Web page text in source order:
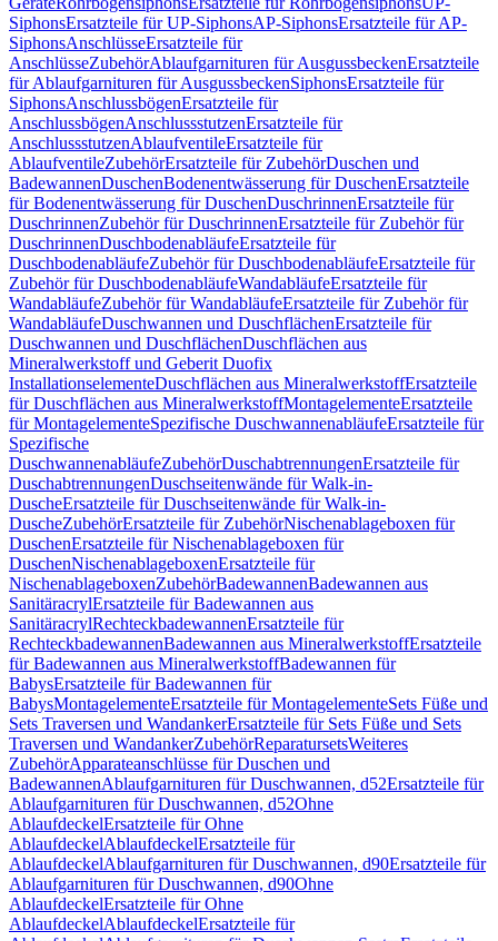
SiphonsErsatzteile für UP-SiphonsAP-SiphonsErsatzteile für AP-
SiphonsAnschlüsseErsatzteile für
AnschlüsseZubehörAblaufgarnituren für AusgussbeckenErsatzteile
für Ablaufgarnituren für AusgussbeckenSiphonsErsatzteile für
SiphonsAnschlussbögenErsatzteile für
AnschlussbögenAnschlussstutzenErsatzteile für
AnschlussstutzenAblaufventileErsatzteile für
AblaufventileZubehörErsatzteile für ZubehörDuschen und
BadewannenDuschenBodenentwässerung für DuschenErsatzteile
für Bodenentwässerung für DuschenDuschrinnenErsatzteile für
DuschrinnenZubehör für DuschrinnenErsatzteile für Zubehör für
DuschrinnenDuschbodenabläufeErsatzteile für
DuschbodenabläufeZubehör für DuschbodenabläufeErsatzteile für
Zubehör für DuschbodenabläufeWandabläufeErsatzteile für
WandabläufeZubehör für WandabläufeErsatzteile für Zubehör für
WandabläufeDuschwannen und DuschflächenErsatzteile für
Duschwannen und DuschflächenDuschflächen aus
Mineralwerkstoff und Geberit Duofix
InstallationselementeDuschflächen aus MineralwerkstoffErsatzteile
für Duschflächen aus MineralwerkstoffMontagelementeErsatzteile
für MontagelementeSpezifische DuschwannenabläufeErsatzteile für
Spezifische
DuschwannenabläufeZubehörDuschabtrennungenErsatzteile für
DuschabtrennungenDuschseitenwände für Walk-in-
DuscheErsatzteile für Duschseitenwände für Walk-in-
DuscheZubehörErsatzteile für ZubehörNischenablageboxen für
DuschenErsatzteile für Nischenablageboxen für
DuschenNischenablageboxenErsatzteile für
NischenablageboxenZubehörBadewannenBadewannen aus
SanitäracrylErsatzteile für Badewannen aus
SanitäracrylRechteckbadewannenErsatzteile für
RechteckbadewannenBadewannen aus MineralwerkstoffErsatzteile
für Badewannen aus MineralwerkstoffBadewannen für
BabysErsatzteile für Badewannen für
BabysMontagelementeErsatzteile für MontagelementeSets Füße und
Sets Traversen und WandankerErsatzteile für Sets Füße und Sets
Traversen und WandankerZubehörReparatursetsWeiteres
ZubehörApparateanschlüsse für Duschen und
BadewannenAblaufgarnituren für Duschwannen, d52Ersatzteile für
Ablaufgarnituren für Duschwannen, d52Ohne
AblaufdeckelErsatzteile für Ohne
AblaufdeckelAblaufdeckelErsatzteile für
AblaufdeckelAblaufgarnituren für Duschwannen, d90Ersatzteile für
Ablaufgarnituren für Duschwannen, d90Ohne
AblaufdeckelErsatzteile für Ohne
AblaufdeckelAblaufdeckelErsatzteile für